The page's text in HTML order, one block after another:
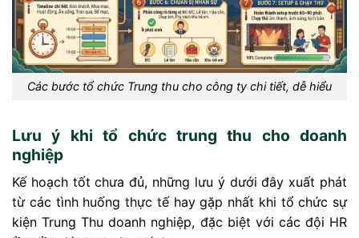
Các bước tổ chức Trung thu cho công ty chi tiết, dễ hiểu
Lưu ý khi tổ chức trung thu cho doanh
nghiệp
Kế hoạch tốt chưa đủ, những lưu ý dưới đây xuất phát
từ các tình huống thực tế hay gặp nhất khi tổ chức sự
kiện Trung Thu doanh nghiệp, đặc biệt với các đội HR